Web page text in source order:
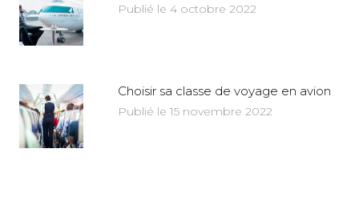
Publié le 4 octobre 2022
Choisir sa classe de voyage en avion
Publié le 15 novembre 2022